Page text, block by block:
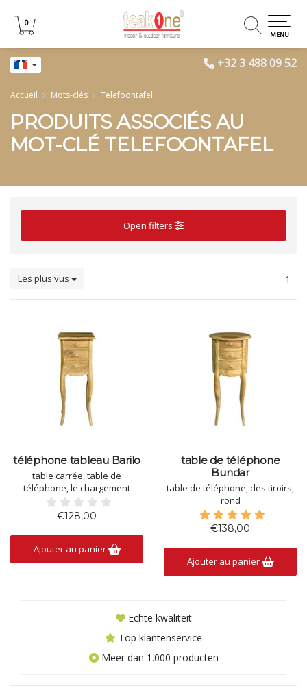
+32 3 488 09 52
0
0
MENU
Accueil Mots-clés Telefoontafel
PRODUITS ASSOCIÉS AU
MOT-CLÉ TELEFOONTAFEL
Open filters
Les plus vus 1
téléphone tableau Barilo
table carrée, table de
téléphone, le chargement
€128,00
Ajouter au panier
table de téléphone
Bundar
table de téléphone, des tiroirs,
rond
€138,00
Ajouter au panier
Echte kwaliteit
Top klantenservice
Meer dan 1.000 producten